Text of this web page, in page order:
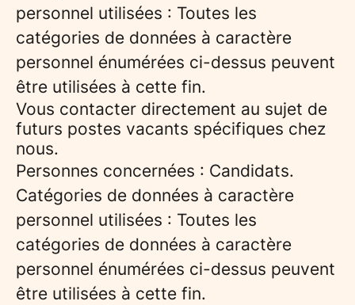
personnel utilisées : Toutes les
catégories de données à caractère
personnel énumérées ci-dessus peuvent
être utilisées à cette fin.
Vous contacter directement au sujet de
futurs postes vacants spécifiques chez
nous.
Personnes concernées : Candidats.
Catégories de données à caractère
personnel utilisées : Toutes les
catégories de données à caractère
personnel énumérées ci-dessus peuvent
être utilisées à cette fin.